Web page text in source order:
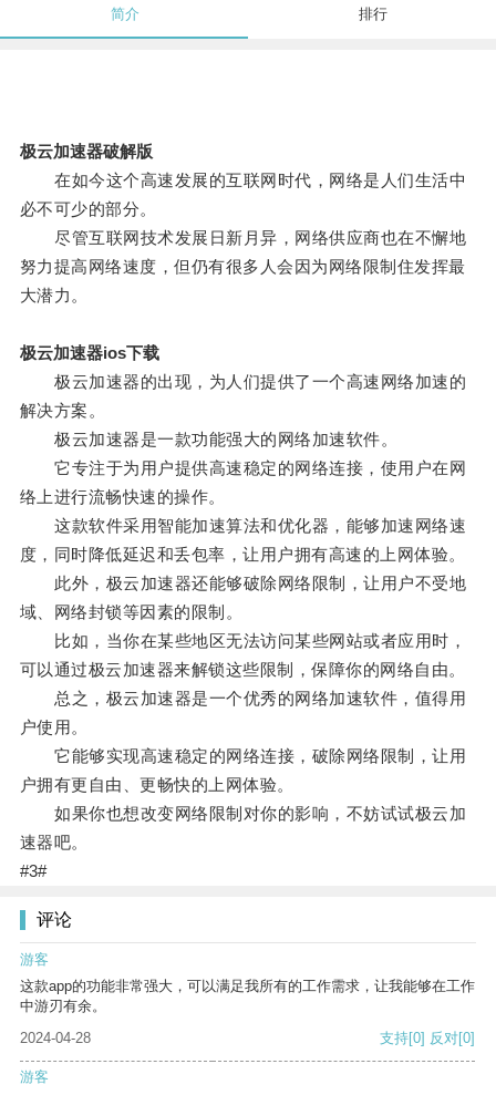
简介 排行
极云加速器破解版
在如今这个高速发展的互联网时代，网络是人们生活中
必不可少的部分。
尽管互联网技术发展日新月异，网络供应商也在不懈地
努力提高网络速度，但仍有很多人会因为网络限制住发挥最
大潜力。
极云加速器ios下载
极云加速器的出现，为人们提供了一个高速网络加速的
解决方案。
极云加速器是一款功能强大的网络加速软件。
它专注于为用户提供高速稳定的网络连接，使用户在网
络上进行流畅快速的操作。
这款软件采用智能加速算法和优化器，能够加速网络速
度，同时降低延迟和丢包率，让用户拥有高速的上网体验。
此外，极云加速器还能够破除网络限制，让用户不受地
域、网络封锁等因素的限制。
比如，当你在某些地区无法访问某些网站或者应用时，
可以通过极云加速器来解锁这些限制，保障你的网络自由。
总之，极云加速器是一个优秀的网络加速软件，值得用
户使用。
它能够实现高速稳定的网络连接，破除网络限制，让用
户拥有更自由、更畅快的上网体验。
如果你也想改变网络限制对你的影响，不妨试试极云加
速器吧。
#3#
评论
游客
这款app的功能非常强大，可以满足我所有的工作需求，让我能够在工作
中游刃有余。
2024-04-28
支持[0] 反对[0]
游客